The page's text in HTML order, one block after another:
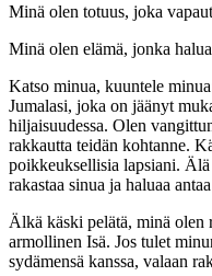
Minä olen totuus, joka
Minä olen elämä, jonka
Katso minua, kuuntele
Jumalasi, joka on jäänyt
hiljaisuudessa. Olen
rakkautta teidän kohtanne.
poikkeuksellisia lapsiani.
rakastaa sinua ja haluaa
Älkä käski pelätä, minä olen
armollinen Isä. Jos tulet
sydämensä kanssa, valaan